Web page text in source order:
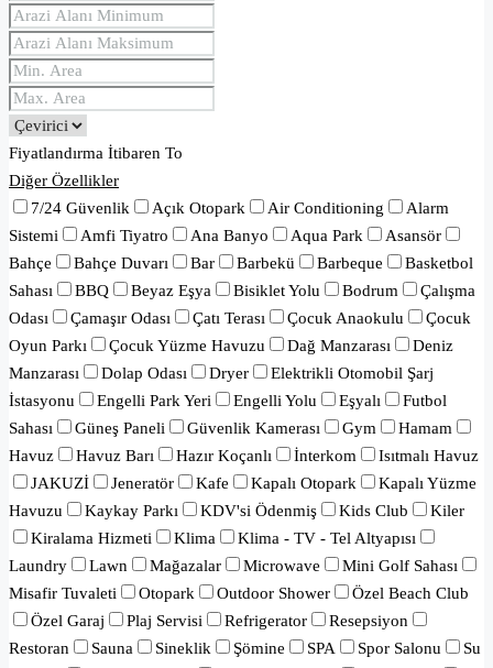
Fiyatlandırma İtibaren To
Diğer Özellikler
7/24 Güvenlik
Açık Otopark Air Conditioning
Alarm
Sistemi
Amfi Tiyatro Ana Banyo Aqua Park
Asansör
Bahçe
Bahçe Duvarı Bar Barbekü Barbeque
Basketbol
Sahası
BBQ Beyaz Eşya Bisiklet Yolu Bodrum
Çalışma
Odası
Çamaşır Odası Çatı Terası Çocuk Anaokulu
Çocuk
Oyun Parkı
Çocuk Yüzme Havuzu Dağ Manzarası
Deniz
Manzarası
Dolap Odası Dryer
Elektrikli Otomobil Şarj
İstasyonu
Engelli Park Yeri Engelli Yolu Eşyalı
Futbol
Sahası
Güneş Paneli Güvenlik Kamerası Gym
Hamam
Havuz
Havuz Barı Hazır Koçanlı İnterkom
Isıtmalı Havuz
JAKUZİ
Jeneratör Kafe Kapalı Otopark
Kapalı Yüzme
Havuzu
Kaykay Parkı KDV'si Ödenmiş Kids Club
Kiler
Kiralama Hizmeti
Klima
Klima - TV - Tel Altyapısı
Laundry
Lawn Mağazalar Microwave
Mini Golf Sahası
Misafir Tuvaleti
Otopark Outdoor Shower
Özel Beach Club
Özel Garaj
Plaj Servisi Refrigerator
Resepsiyon
Restoran
Sauna Sineklik Şömine SPA Spor Salonu
Su